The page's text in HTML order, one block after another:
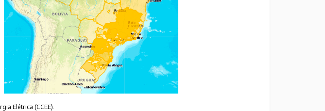
Elétrica (CCEE).